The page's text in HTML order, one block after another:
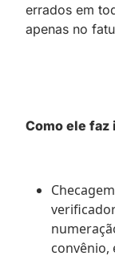
errados em
apenas no
Como ele faz
convênio,